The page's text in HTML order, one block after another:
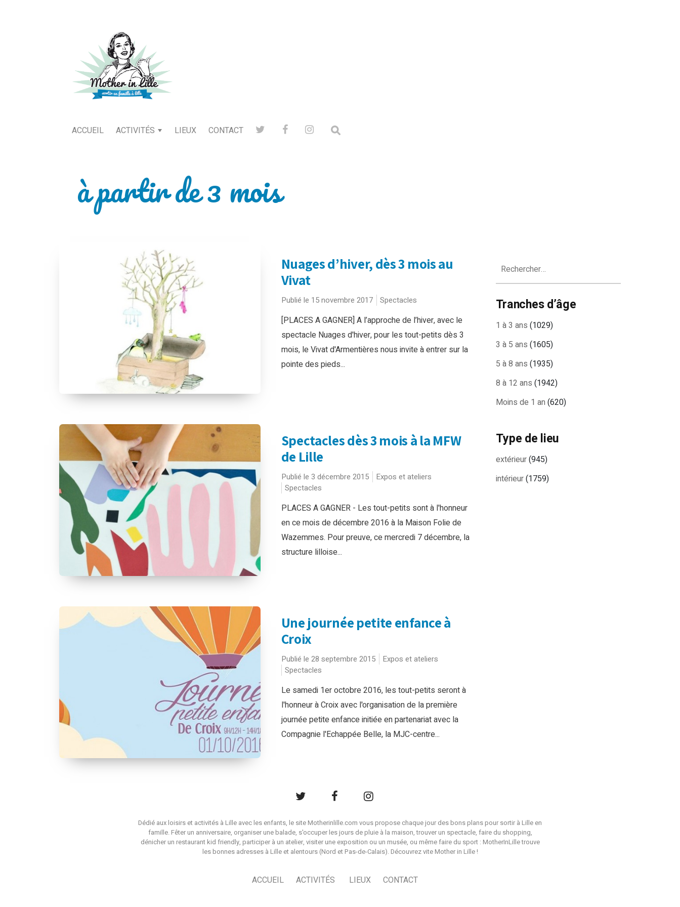
ACCUEIL ACTIVITÉS LIEUX CONTACT
à partir de 3 mois
Nuages d’hiver, dès 3 mois au
Vivat
Publié le 15 novembre 2017 Spectacles
[PLACES A GAGNER] A l’approche de l’hiver, avec le
spectacle Nuages d'hiver, pour les tout-petits dès 3
mois, le Vivat d'Armentières nous invite à entrer sur la
pointe des pieds...
Spectacles dès 3 mois à la MFW
de Lille
Publié le 3 décembre 2015
Expos et ateliers
Spectacles
PLACES A GAGNER - Les tout-petits sont à l'honneur
en ce mois de décembre 2016 à la Maison Folie de
Wazemmes. Pour preuve, ce mercredi 7 décembre, la
structure lilloise...
Une journée petite enfance à
Croix
Publié le 28 septembre 2015
Expos et ateliers
Spectacles
Le samedi 1er octobre 2016, les tout-petits seront à
l'honneur à Croix avec l'organisation de la première
journée petite enfance initiée en partenariat avec la
Compagnie l'Echappée Belle, la MJC-centre...
Tranches d’âge
1 à 3 ans (1029)
3 à 5 ans (1605)
5 à 8 ans (1935)
8 à 12 ans (1942)
Moins de 1 an (620)
Type de lieu
extérieur(945)
intérieur(1759)
Dédié aux loisirs et activités à Lille avec les enfants, le site Motherinlille.com vous propose chaque jour des bons plans pour sortir à Lille en
famille. Fêter un anniversaire, organiser une balade, s'occuper les jours de pluie à la maison, trouver un spectacle, faire du shopping,
dénicher un restaurant kid friendly, participer à un atelier, visiter une exposition ou un musée, ou même faire du sport : MotherInLille trouve
les bonnes adresses à Lille et alentours (Nord et Pas-de-Calais). Découvrez vite Mother in Lille !
ACCUEIL ACTIVITÉS LIEUX CONTACT